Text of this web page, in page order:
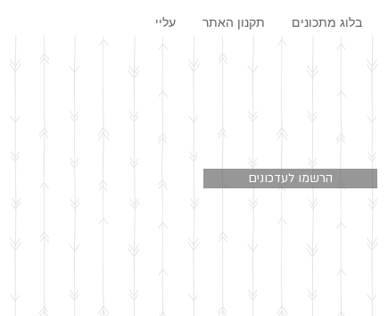
בלוג מתכונים תקנון האתר עליי
הרשמו לעדכונים